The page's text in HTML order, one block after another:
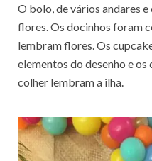
O bolo, de vários andares
flores. Os docinhos foram
lembram flores. Os
elementos do desenho e
colher lembram a ilha.